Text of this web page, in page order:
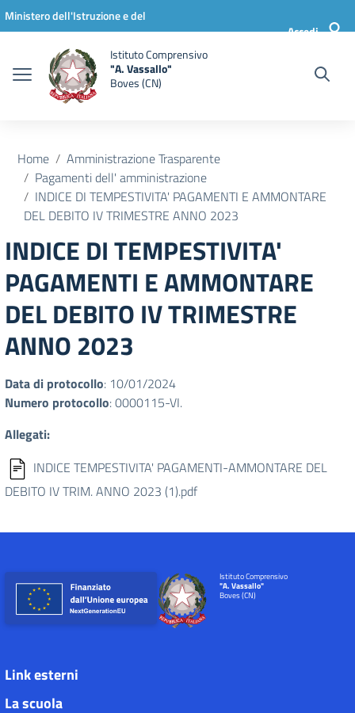
Vai ai contenuti
Vai al menu di navigazione
Vai al footer
Ministero dell'Istruzione e del
Accedi
Istituto Comprensivo
"A. Vassallo"
Boves (CN)
Home
Amministrazione Trasparente
Pagamenti dell' amministrazione
INDICE DI TEMPESTIVITA' PAGAMENTI E AMMONTARE
DEL DEBITO IV TRIMESTRE ANNO 2023
INDICE DI TEMPESTIVITA'
PAGAMENTI E AMMONTARE
DEL DEBITO IV TRIMESTRE
ANNO 2023
Data di protocollo: 10/01/2024
Numero protocollo: 0000115-VI.
Allegati:
INDICE TEMPESTIVITA' PAGAMENTI-AMMONTARE DEL
DEBITO IV TRIM. ANNO 2023 (1).pdf
Istituto Comprensivo
"A. Vassallo"
Boves (CN)
Link esterni
La scuola